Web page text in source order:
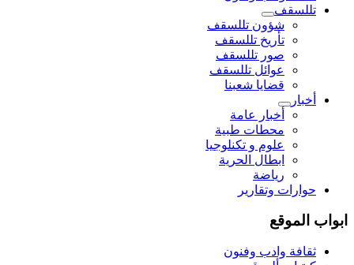
تللسقف
شؤون تللسقف
تأريخ تللسقف
صور تللسقف
عوائل تللسقف
قضايا شعبنا
أخبار
أخبار عامة
محطات طبية
علوم و تکنلوجیا
ابطال الحرية
رياضة
حوارات وتقارير
ابواب الموقع
ثقافة وادب وفنون